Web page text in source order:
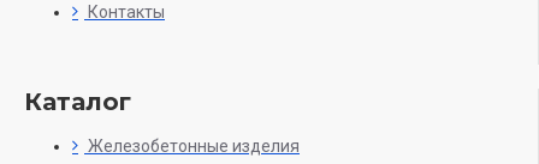
Контакты
Каталог
Железобетонные изделия